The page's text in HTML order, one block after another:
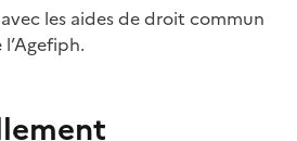
les aides de droit commun